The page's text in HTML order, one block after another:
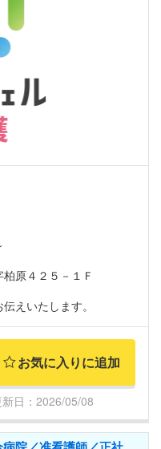
原４２５－１Ｆ
えいたします。
お気に入りに追加
日：2026/05/08